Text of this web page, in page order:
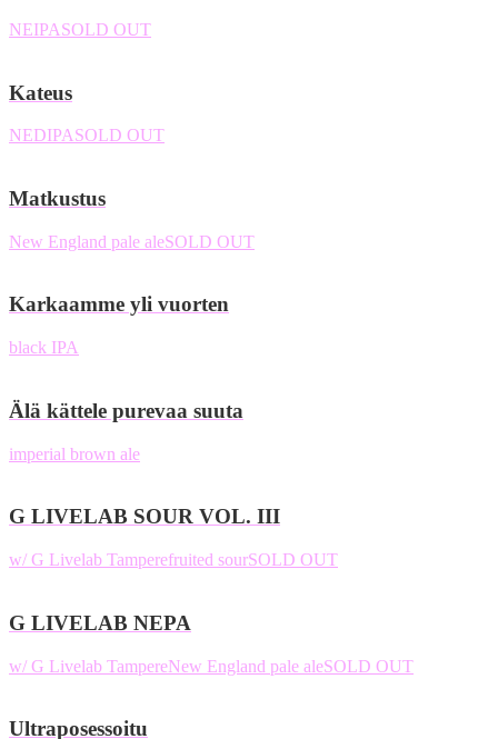
NEIPASOLD OUT
Kateus
NEDIPASOLD OUT
Matkustus
New England pale aleSOLD OUT
Karkaamme yli vuorten
black IPA
Älä kättele purevaa suuta
imperial brown ale
G LIVELAB SOUR VOL. III
w/ G Livelab Tamperefruited sourSOLD OUT
G LIVELAB NEPA
w/ G Livelab TampereNew England pale aleSOLD OUT
Ultraposessoitu